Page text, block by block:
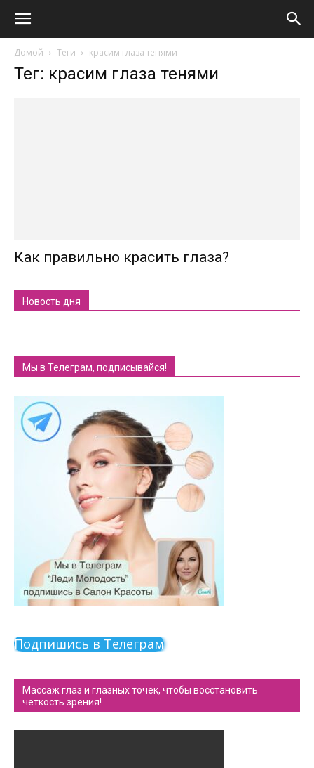
Домой Теги красим глаза тенями
Тег: красим глаза тенями
Как правильно красить глаза?
Новость дня
Мы в Телеграм, подписывайся!
Подпишись в Телеграм
Массаж глаз и глазных точек, чтобы восстановить
четкость зрения!